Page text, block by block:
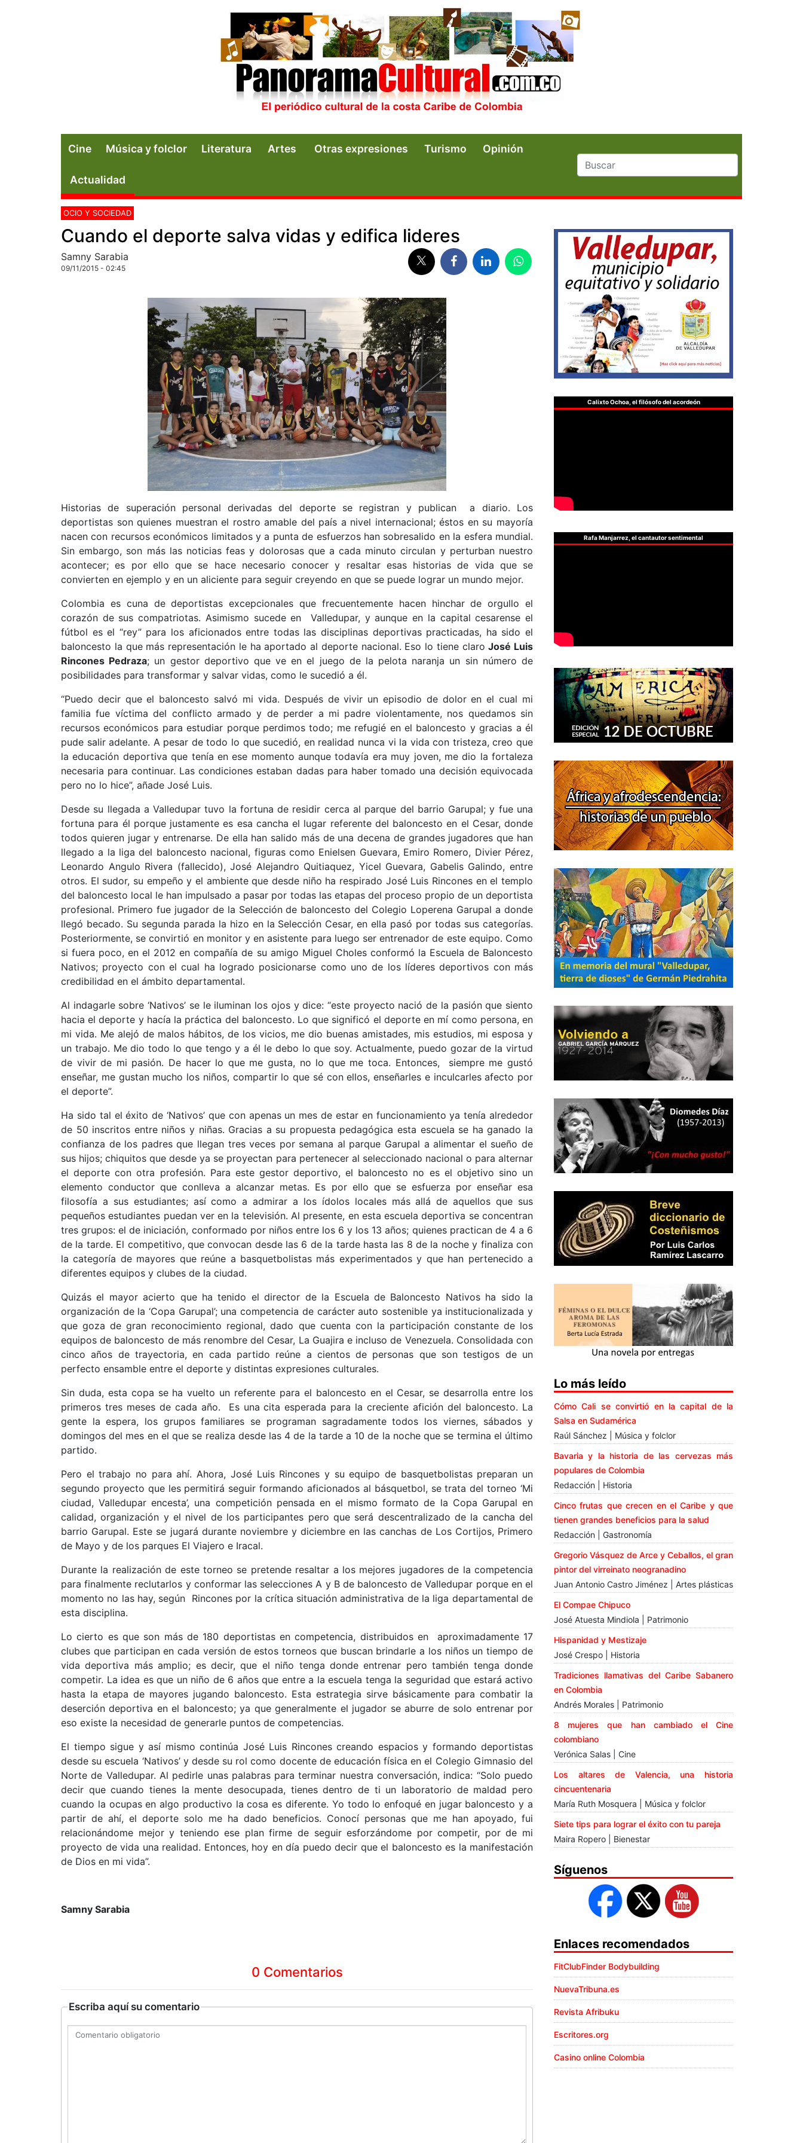
Cine Música y folclor Literatura Artes Otras expresiones Turismo Opinión
Actualidad
OCIO Y SOCIEDAD
Cuando el deporte salva vidas y edifica lideres
Samny Sarabia
09/11/2015 - 02:45
Historias de superación personal derivadas del deporte se registran y publican a diario. Los
deportistas son quienes muestran el rostro amable del país a nivel internacional; éstos en su mayoría
nacen con recursos económicos limitados y a punta de esfuerzos han sobresalido en la esfera mundial.
Sin embargo, son más las noticias feas y dolorosas que a cada minuto circulan y perturban nuestro
acontecer; es por ello que se hace necesario conocer y resaltar esas historias de vida que se
convierten en ejemplo y en un aliciente para seguir creyendo en que se puede lograr un mundo mejor.
Colombia es cuna de deportistas excepcionales que frecuentemente hacen hinchar de orgullo el
corazón de sus compatriotas. Asimismo sucede en Valledupar, y aunque en la capital cesarense el
fútbol es el “rey” para los aficionados entre todas las disciplinas deportivas practicadas, ha sido el
baloncesto la que más representación le ha aportado al deporte nacional. Eso lo tiene claroJosé Luis
Rincones Pedraza; un gestor deportivo que ve en el juego de la pelota naranja un sin número de
posibilidades para transformar y salvar vidas, como le sucedió a él.
“Puedo decir que el baloncesto salvó mi vida. Después de vivir un episodio de dolor en el cual mi
familia fue víctima del conflicto armado y de perder a mi padre violentamente, nos quedamos sin
recursos económicos para estudiar porque perdimos todo; me refugié en el baloncesto y gracias a él
pude salir adelante. A pesar de todo lo que sucedió, en realidad nunca vi la vida con tristeza, creo que
la educación deportiva que tenía en ese momento aunque todavía era muy joven, me dio la fortaleza
necesaria para continuar. Las condiciones estaban dadas para haber tomado una decisión equivocada
pero no lo hice”, añade José Luis.
Desde su llegada a Valledupar tuvo la fortuna de residir cerca al parque del barrio Garupal; y fue una
fortuna para él porque justamente es esa cancha el lugar referente del baloncesto en el Cesar, donde
todos quieren jugar y entrenarse. De ella han salido más de una decena de grandes jugadores que han
llegado a la liga del baloncesto nacional, figuras como Enielsen Guevara, Emiro Romero, Divier Pérez,
Leonardo Angulo Rivera (fallecido), José Alejandro Quitiaquez, Yicel Guevara, Gabelis Galindo, entre
otros. El sudor, su empeño y el ambiente que desde niño ha respirado José Luis Rincones en el templo
del baloncesto local le han impulsado a pasar por todas las etapas del proceso propio de un deportista
profesional. Primero fue jugador de la Selección de baloncesto del Colegio Loperena Garupal a donde
llegó becado. Su segunda parada la hizo en la Selección Cesar, en ella pasó por todas sus categorías.
Posteriormente, se convirtió en monitor y en asistente para luego ser entrenador de este equipo. Como
si fuera poco, en el 2012 en compañía de su amigo Miguel Choles conformó la Escuela de Baloncesto
Nativos; proyecto con el cual ha logrado posicionarse como uno de los líderes deportivos con más
credibilidad en el ámbito departamental.
Al indagarle sobre ‘Nativos’ se le iluminan los ojos y dice: “este proyecto nació de la pasión que siento
hacia el deporte y hacía la práctica del baloncesto. Lo que significó el deporte en mí como persona, en
mi vida. Me alejó de malos hábitos, de los vicios, me dio buenas amistades, mis estudios, mi esposa y
un trabajo. Me dio todo lo que tengo y a él le debo lo que soy. Actualmente, puedo gozar de la virtud
de vivir de mi pasión. De hacer lo que me gusta, no lo que me toca. Entonces, siempre me gustó
enseñar, me gustan mucho los niños, compartir lo que sé con ellos, enseñarles e inculcarles afecto por
el deporte”.
Ha sido tal el éxito de ‘Nativos’ que con apenas un mes de estar en funcionamiento ya tenía alrededor
de 50 inscritos entre niños y niñas. Gracias a su propuesta pedagógica esta escuela se ha ganado la
confianza de los padres que llegan tres veces por semana al parque Garupal a alimentar el sueño de
sus hijos; chiquitos que desde ya se proyectan para pertenecer al seleccionado nacional o para alternar
el deporte con otra profesión. Para este gestor deportivo, el baloncesto no es el objetivo sino un
elemento conductor que conlleva a alcanzar metas. Es por ello que se esfuerza por enseñar esa
filosofía a sus estudiantes; así como a admirar a los ídolos locales más allá de aquellos que sus
pequeños estudiantes puedan ver en la televisión. Al presente, en esta escuela deportiva se concentran
tres grupos: el de iniciación, conformado por niños entre los 6 y los 13 años; quienes practican de 4 a 6
de la tarde. El competitivo, que convocan desde las 6 de la tarde hasta las 8 de la noche y finaliza con
la categoría de mayores que reúne a basquetbolistas más experimentados y que han pertenecido a
diferentes equipos y clubes de la ciudad.
Quizás el mayor acierto que ha tenido el director de la Escuela de Baloncesto Nativos ha sido la
organización de la ‘Copa Garupal’; una competencia de carácter auto sostenible ya institucionalizada y
que goza de gran reconocimiento regional, dado que cuenta con la participación constante de los
equipos de baloncesto de más renombre del Cesar, La Guajira e incluso de Venezuela. Consolidada con
cinco años de trayectoria, en cada partido reúne a cientos de personas que son testigos de un
perfecto ensamble entre el deporte y distintas expresiones culturales.
Sin duda, esta copa se ha vuelto un referente para el baloncesto en el Cesar, se desarrolla entre los
primeros tres meses de cada año. Es una cita esperada para la creciente afición del baloncesto. La
gente la espera, los grupos familiares se programan sagradamente todos los viernes, sábados y
domingos del mes en el que se realiza desde las 4 de la tarde a 10 de la noche que se termina el último
partido.
Pero el trabajo no para ahí. Ahora, José Luis Rincones y su equipo de basquetbolistas preparan un
segundo proyecto que les permitirá seguir formando aficionados al básquetbol, se trata del torneo ‘Mi
ciudad, Valledupar encesta’, una competición pensada en el mismo formato de la Copa Garupal en
calidad, organización y el nivel de los participantes pero que será descentralizado de la cancha del
barrio Garupal. Este se jugará durante noviembre y diciembre en las canchas de Los Cortijos, Primero
de Mayo y de los parques El Viajero e Iracal.
Durante la realización de este torneo se pretende resaltar a los mejores jugadores de la competencia
para finalmente reclutarlos y conformar las selecciones A y B de baloncesto de Valledupar porque en el
momento no las hay, según Rincones por la crítica situación administrativa de la liga departamental de
esta disciplina.
Lo cierto es que son más de 180 deportistas en competencia, distribuidos en aproximadamente 17
clubes que participan en cada versión de estos torneos que buscan brindarle a los niños un tiempo de
vida deportiva más amplio; es decir, que el niño tenga donde entrenar pero también tenga donde
competir. La idea es que un niño de 6 años que entre a la escuela tenga la seguridad que estará activo
hasta la etapa de mayores jugando baloncesto. Esta estrategia sirve básicamente para combatir la
deserción deportiva en el baloncesto; ya que generalmente el jugador se aburre de solo entrenar por
eso existe la necesidad de generarle puntos de competencias.
El tiempo sigue y así mismo continúa José Luis Rincones creando espacios y formando deportistas
desde su escuela ‘Nativos’ y desde su rol como docente de educación física en el Colegio Gimnasio del
Norte de Valledupar. Al pedirle unas palabras para terminar nuestra conversación, indica: “Solo puedo
decir que cuando tienes la mente desocupada, tienes dentro de ti un laboratorio de maldad pero
cuando la ocupas en algo productivo la cosa es diferente. Yo todo lo enfoqué en jugar baloncesto y a
partir de ahí, el deporte solo me ha dado beneficios. Conocí personas que me han apoyado, fui
relacionándome mejor y teniendo ese plan firme de seguir esforzándome por competir, por de mi
proyecto de vida una realidad. Entonces, hoy en día puedo decir que el baloncesto es la manifestación
de Dios en mi vida”.
Samny Sarabia
0 Comentarios
Escriba aquí su comentario
Calixto Ochoa, el filósofo del acordeón
Rafa Manjarrez, el cantautor sentimental
Lo más leído
Cómo Cali se convirtió en la capital de la
Salsa en Sudamérica
Raúl Sánchez | Música y folclor
Bavaria y la historia de las cervezas más
populares de Colombia
Redacción | Historia
Cinco frutas que crecen en el Caribe y que
tienen grandes beneficios para la salud
Redacción | Gastronomía
Gregorio Vásquez de Arce y Ceballos, el gran
pintor del virreinato neogranadino
Juan Antonio Castro Jiménez | Artes plásticas
El Compae Chipuco
José Atuesta Mindiola | Patrimonio
Hispanidad y Mestizaje
José Crespo | Historia
Tradiciones llamativas del Caribe Sabanero
en Colombia
Andrés Morales | Patrimonio
8 mujeres que han cambiado el Cine
colombiano
Verónica Salas | Cine
Los altares de Valencia, una historia
cincuentenaria
María Ruth Mosquera | Música y folclor
Siete tips para lograr el éxito con tu pareja
Maira Ropero | Bienestar
Síguenos
Enlaces recomendados
FitClubFinder Bodybuilding
NuevaTribuna.es
Revista Afribuku
Escritores.org
Casino online Colombia